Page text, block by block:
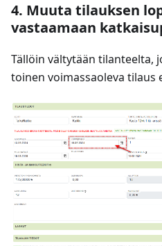
4. Muuta tilauksen
vastaamaan
Tällöin vältytään tilanteelta,
toinen voimassaoleva tilaus